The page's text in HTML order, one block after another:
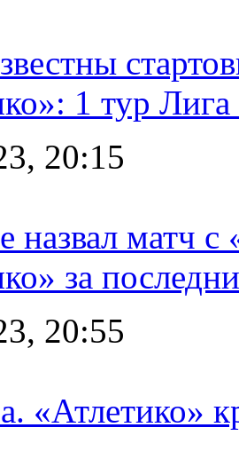
1 тур
20:15
назвал матч
за
20:55
«Атлетико»